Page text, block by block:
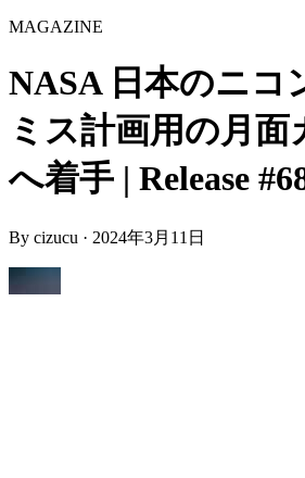
MAGAZINE
NASA 日本のニコ
ミス計画用の月面
へ着手 | Release
By cizucu · 2024年3月11日